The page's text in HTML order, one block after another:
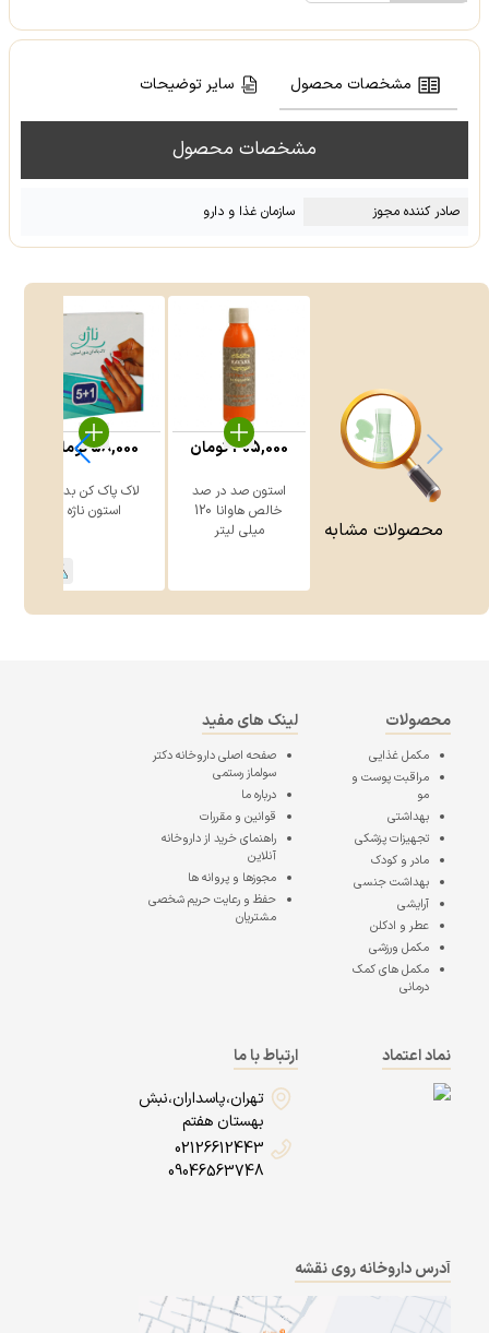
مشخصات محصول سایر توضیحات
مشخصات محصول
صادر کننده مجوز سازمان غذا و دارو
محصولات مشابه
استون صد در صد
خالص هاوانا 120
میلی لیتر
305,000تومان
لاک پاک کن بدون
استون ناژه
58,000تومان
محصولات
مکمل غذایی
مراقبت پوست و
مو
بهداشتی
تجهیزات پزشکی
مادر و کودک
بهداشت جنسی
آرایشی
عطر و ادکلن
مکمل ورزشی
مکمل های کمک
درمانی
لینک های مفید
صفحه اصلیداروخانه دکتر
سولماز رستمی
درباره ما
قوانین و مقررات
راهنمای خرید از داروخانه
آنلاین
مجوزها و پروانه ها
حفظ و رعایت حریم شخصی
مشتریان
نماد اعتماد
ارتباط با ما
تهران،پاسداران،نبش
بهستان هفتم
02126612443
09046563748
آدرس داروخانه روی نقشه